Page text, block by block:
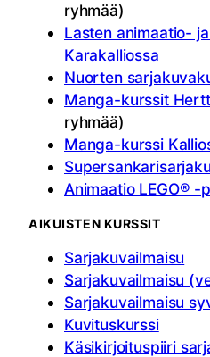
ryhmää)
Lasten animaatio-
Karakalliossa
Nuorten
Manga-kurssit
ryhmää)
Manga-kurssi
Animaatio LEGO® -
AIKUISTEN KURSSIT
Sarjakuvailmaisu
Sarjakuvailmaisu
Sarjakuvailmaisu
Kuvituskurssi
Käsikirjoituspiiri